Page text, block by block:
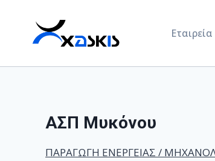
content
Εταιρεία
ΑΣΠ Μυκόνου
ΠΑΡΑΓΩΓΗ ΕΝΕΡΓΕΙΑΣ /